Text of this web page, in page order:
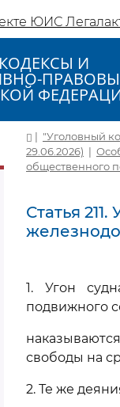
ЮИС
И
| "Уголовный
29.06.2026) |
общественного
Статья
1. Угон
подвижного
свободы на
2. Те же